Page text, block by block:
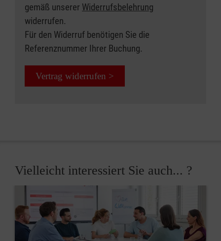
gemäß unserer Widerrufsbelehrung
widerrufen.
Für den Widerruf benötigen Sie die
Referenznummer Ihrer Buchung.
Vertrag widerrufen >
Vielleicht interessiert Sie auch... ?